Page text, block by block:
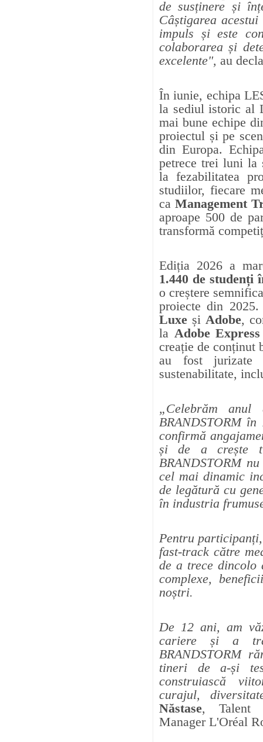
de susținere și
Câștigarea
impuls și este
colaborarea și
excelente", au
În iunie, echipa
la sediul istoric al
mai bune echipe
proiectul și pe
din Europa.
petrece trei luni la
la fezabilitatea
studiilor, fiecare
ca Management
aproape 500 de
transformă
Ediția 2026 a
1.440 de studenți
o creștere
proiecte din
Luxe șiAdobe,
la Adobe
creație de conținut
au fost jurizate
sustenabilitate,
„Celebrăm
BRANDSTORM
confirmă
și de a crește
BRANDSTORM
cel mai dinamic
de legătură cu
în industria
Pentru
fast-track către
de a trece dincolo
complexe,
noștri.
De 12 ani, am
cariere și a
BRANDSTORM
tineri de a-și
construiască
curajul,
Năstase, Talent
Manager L'Oréal